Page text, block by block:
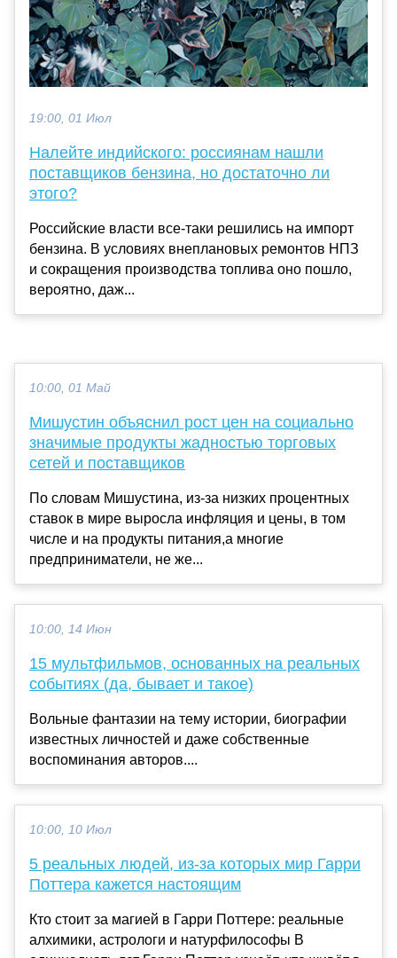
19:00, 01 Июл
Налейте индийского: россиянам нашли
поставщиков бензина, но достаточно ли
этого?
Российские власти все-таки решились на импорт
бензина. В условиях внеплановых ремонтов НПЗ
и сокращения производства топлива оно пошло,
вероятно, даж...
10:00, 01 Май
Мишустин объяснил рост цен на социально
значимые продукты жадностью торговых
сетей и поставщиков
По словам Мишустина, из-за низких процентных
ставок в мире выросла инфляция и цены, в том
числе и на продукты питания,а многие
предприниматели, не же...
10:00, 14 Июн
15 мультфильмов, основанных на реальных
событиях (да, бывает и такое)
Вольные фантазии на тему истории, биографии
известных личностей и даже собственные
воспоминания авторов....
10:00, 10 Июл
5 реальных людей, из-за которых мир Гарри
Поттера кажется настоящим
Кто стоит за магией в Гарри Поттере: реальные
алхимики, астрологи и натурфилософы В